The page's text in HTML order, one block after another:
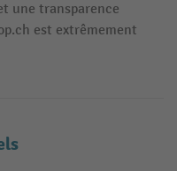
une transparence
est extrêmement